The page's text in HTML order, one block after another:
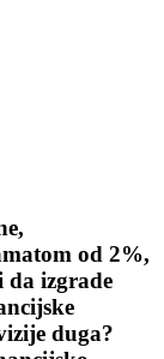
od 2%,
izgrade
duga?